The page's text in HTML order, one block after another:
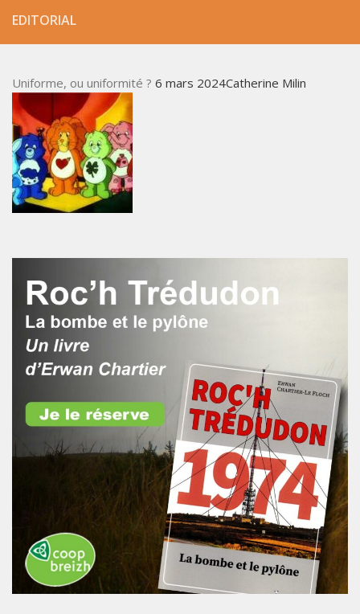
EDITORIAL
Uniforme, ou uniformité ? 6 mars 2024Catherine Milin